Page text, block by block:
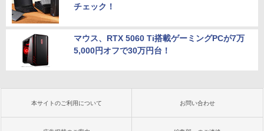
チェック！
マウス、RTX 5060 Ti搭載ゲーミングPCが7万
5,000円オフで30万円台！
本サイトのご利用について お問い合わせ